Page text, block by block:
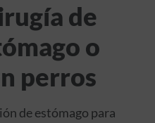
de
o
perros
de estómago para